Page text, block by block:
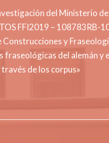
del Ministerio de
FFI2019 – 108783RB-
Construcciones y
fraseológicas del alemán y
de los corpus»